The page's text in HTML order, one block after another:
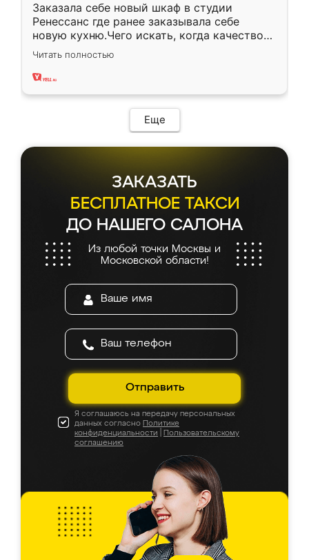
Заказала себе новый шкаф в студии
Ренессанс где ранее заказывала себе
новую кухню.Чего искать, когда качеством
вполне довольна. Служит кухня уже почти
два года, нареканий нет.
Читать полностью
Еще
ЗАКАЗАТЬ
БЕСПЛАТНОЕ ТАКСИ
ДО НАШЕГО САЛОНА
Из любой точки Москвы и
Московской области!
Отправить
Я соглашаюсь на передачу персональных
данных согласно Политике
конфиденциальности
Пользовательскому
соглашению